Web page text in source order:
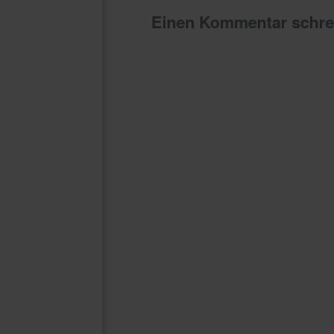
Einen Kommentar